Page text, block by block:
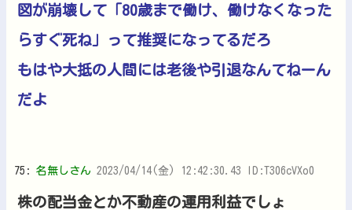
図が崩壊して「80歳まで働け、働けなくなった
らすぐ死ね」って推奨になってるだろ
もはや大抵の人間には老後や引退なんてねーん
だよ
75: 名無しさん 2023/04/14(金) 12:42:30.43 ID:T306cVXo0
株の配当金とか不動産の運用利益でしょ